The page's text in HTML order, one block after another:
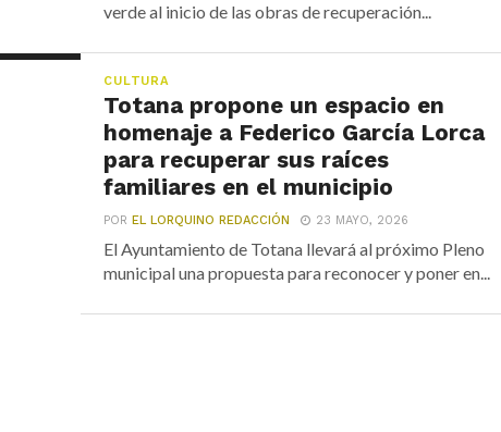
verde al inicio de las obras de recuperación...
CULTURA
Totana propone un espacio en
homenaje a Federico García Lorca
para recuperar sus raíces
familiares en el municipio
POREL LORQUINO REDACCIÓN 23 MAYO, 2026
El Ayuntamiento de Totana llevará al próximo Pleno
municipal una propuesta para reconocer y poner en...